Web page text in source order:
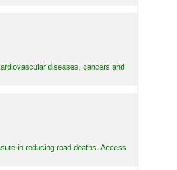
diseases, cancers and
in reducing road deaths. Access